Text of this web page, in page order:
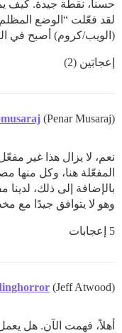
حسناً، نقطة جيدة. كيف
(الويب/كروم) أصبح في
إعجابَين (2)
(Penar Musaraj)
المفعّلة هنا، وكل
بالإضافة إلى ذلك، لدينا
وهو لا يتوافق جيدًا مع
5 إعجابات
(Jeff Atwood)